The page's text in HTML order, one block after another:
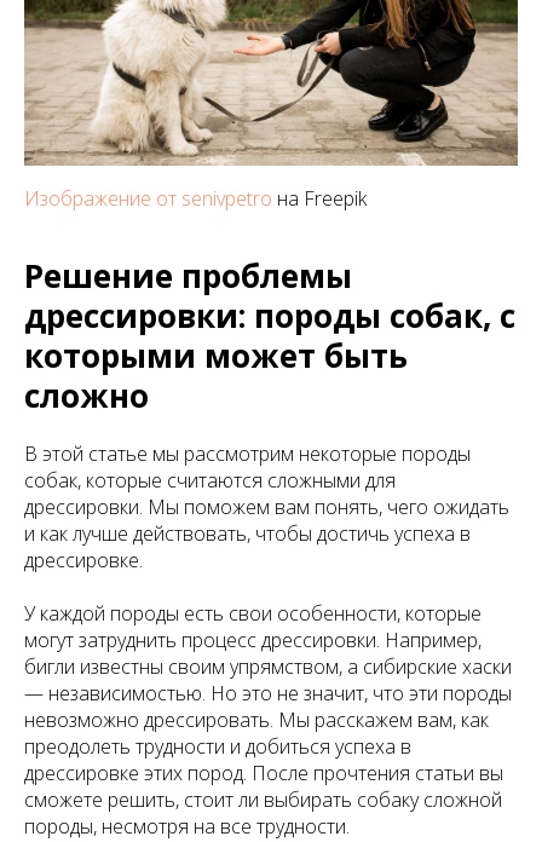
Изображение от senivpetro на Freepik
Решение проблемы
дрессировки: породы собак, с
которыми может быть
сложно
В этой статье мы рассмотрим некоторые породы
собак, которые считаются сложными для
дрессировки. Мы поможем вам понять, чего ожидать
и как лучше действовать, чтобы достичь успеха в
дрессировке.
У каждой породы есть свои особенности, которые
могут затруднить процесс дрессировки. Например,
бигли известны своим упрямством, а сибирские хаски
— независимостью. Но это не значит, что эти породы
невозможно дрессировать. Мы расскажем вам, как
преодолеть трудности и добиться успеха в
дрессировке этих пород. После прочтения статьи вы
сможете решить, стоит ли выбирать собаку сложной
породы, несмотря на все трудности.